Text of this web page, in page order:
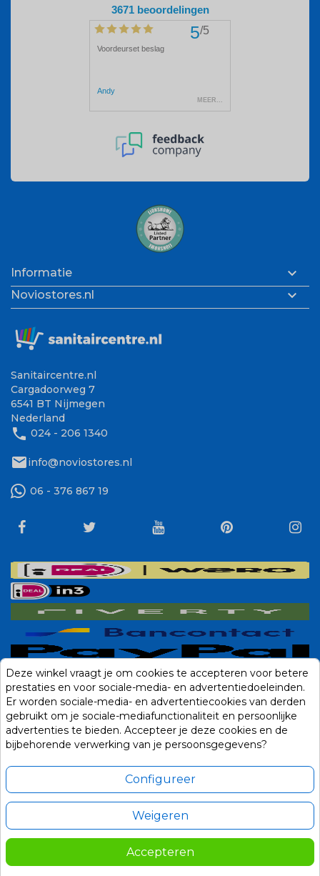
Informatie 
Noviostores.nl 
Sanitaircentre.nl
Cargadoorweg 7
6541 BT Nijmegen
Nederland
phone 024 - 206 1340
mailinfo@noviostores.nl
06 - 376 867 19
Deze winkel vraagt je om cookies te accepteren voor betere
prestaties en voor sociale-media- en advertentiedoeleinden.
Er worden sociale-media- en advertentiecookies van derden
gebruikt om je sociale-mediafunctionaliteit en persoonlijke
advertenties te bieden. Accepteer je deze cookies en de
bijbehorende verwerking van je persoonsgegevens?
Configureer
Weigeren
Accepteren